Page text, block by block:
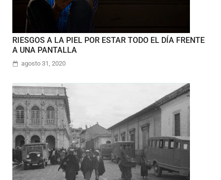
RIESGOS A LA PIEL POR ESTAR TODO EL DÍA FRENTE
A UNA PANTALLA
agosto 31, 2020